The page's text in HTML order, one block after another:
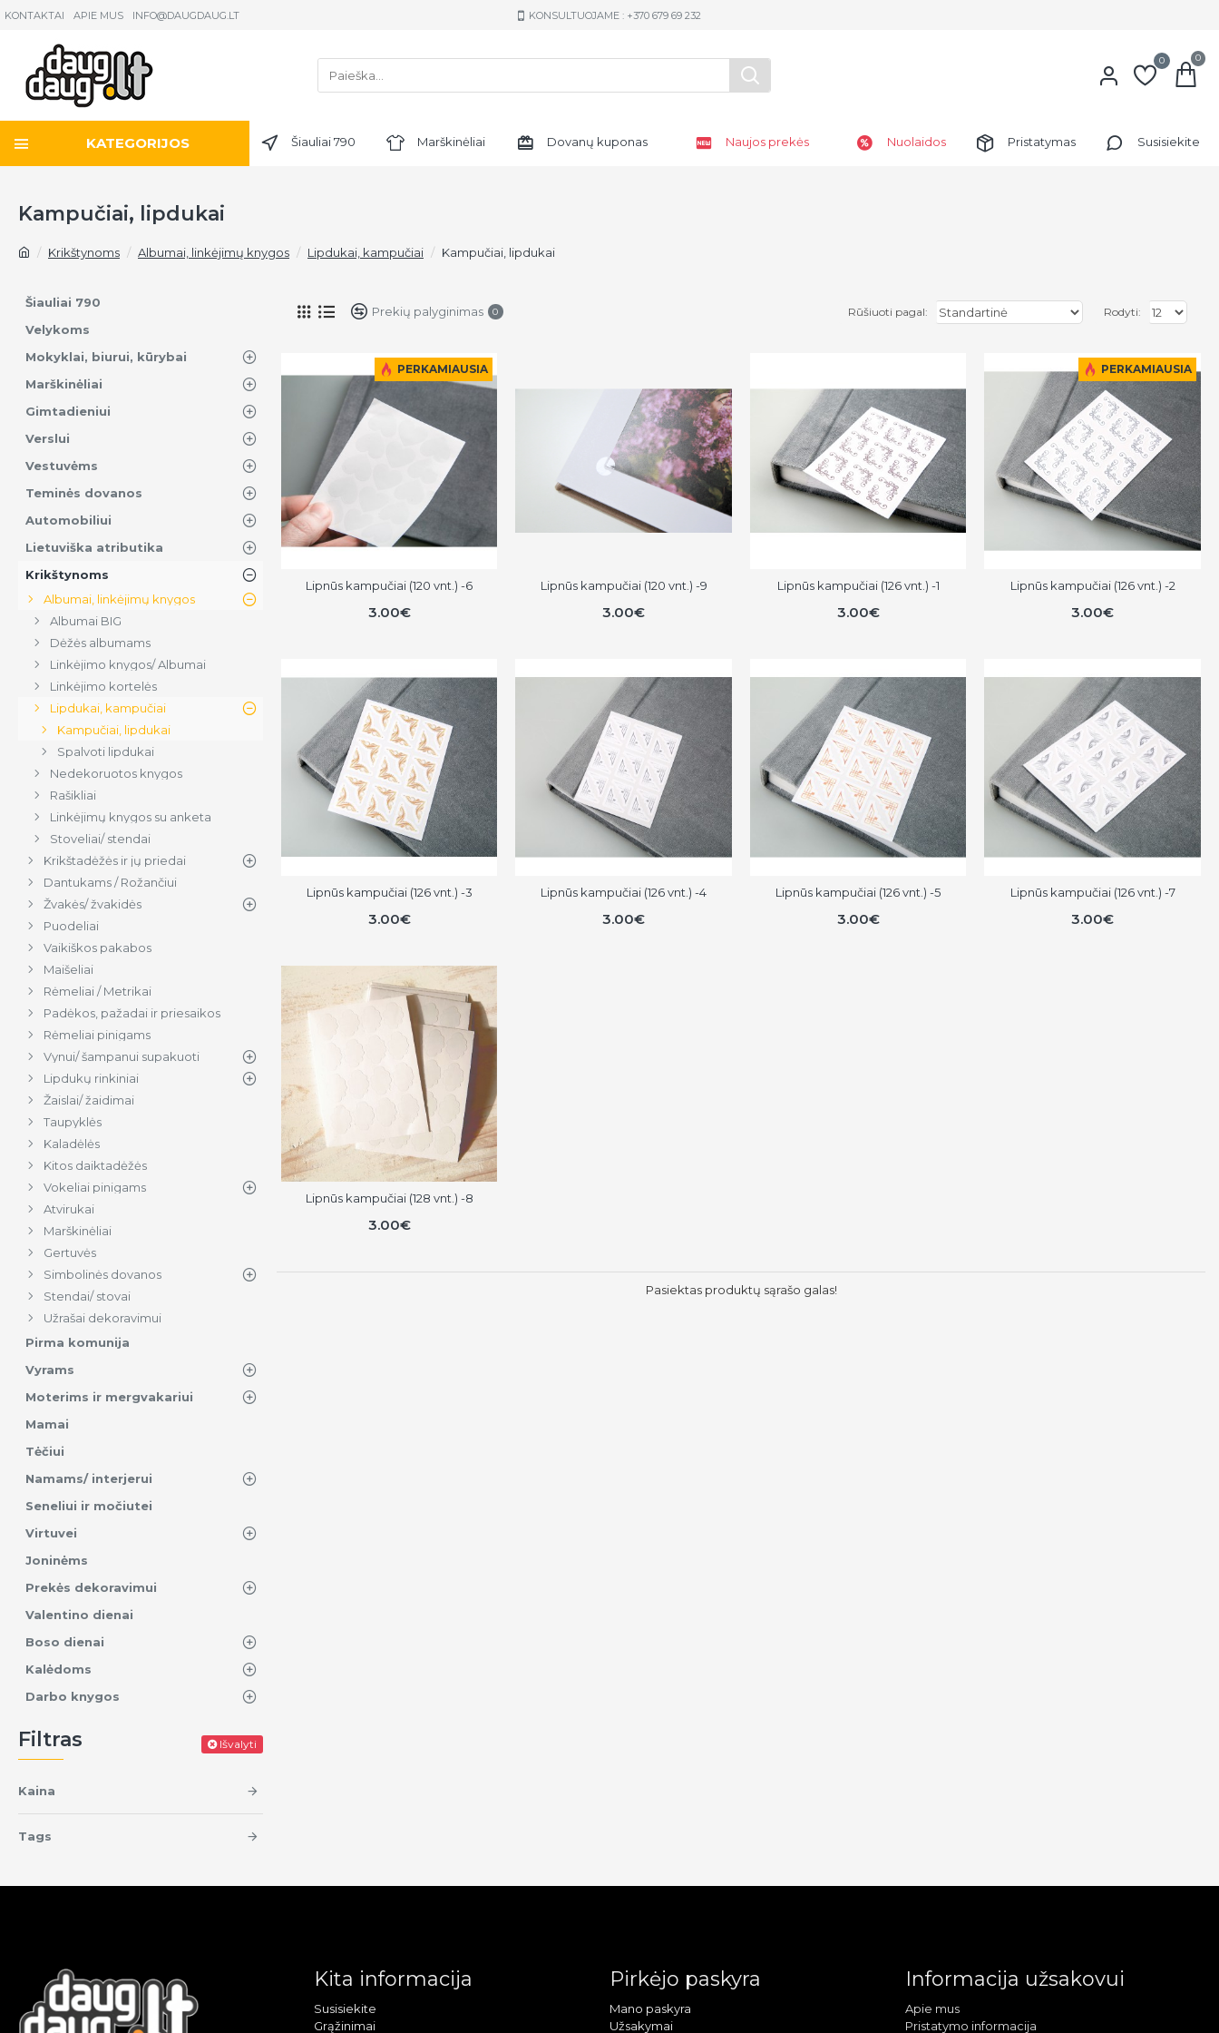
KONTAKTAI APIE MUS INFO@DAUGDAUG.LT KONSULTUOJAME : +370 679 69 232
0 0
KATEGORIJOS Šiauliai 790 Marškinėliai Dovanų kuponas Naujos prekės Nuolaidos Pristatymas Susisiekite
Krikštynoms Albumai, linkėjimų knygos Lipdukai, kampučiai Kampučiai, lipdukai
Kampučiai, lipdukai
Šiauliai 790
Velykoms
Mokyklai, biurui, kūrybai
Marškinėliai
Gimtadieniui
Verslui
Vestuvėms
Teminės dovanos
Automobiliui
Lietuviška atributika
Krikštynoms
Albumai, linkėjimų knygos
Albumai BIG
Dėžės albumams
Linkėjimo knygos/ Albumai
Linkėjimo kortelės
Lipdukai, kampučiai
Kampučiai, lipdukai
Spalvoti lipdukai
Nedekoruotos knygos
Rašikliai
Linkėjimų knygos su anketa
Stoveliai/ stendai
Krikštadėžės ir jų priedai
Dantukams / Rožančiui
Žvakės/ žvakidės
Puodeliai
Vaikiškos pakabos
Maišeliai
Rėmeliai / Metrikai
Padėkos, pažadai ir priesaikos
Rėmeliai pinigams
Vynui/ šampanui supakuoti
Lipdukų rinkiniai
Žaislai/ žaidimai
Taupyklės
Kaladėlės
Kitos daiktadėžės
Vokeliai pinigams
Atvirukai
Marškinėliai
Gertuvės
Simbolinės dovanos
Stendai/ stovai
Užrašai dekoravimui
Pirma komunija
Vyrams
Moterims ir mergvakariui
Mamai
Tėčiui
Namams/ interjerui
Seneliui ir močiutei
Virtuvei
Joninėms
Prekės dekoravimui
Valentino dienai
Boso dienai
Kalėdoms
Darbo knygos
Filtras Išvalyti
Kaina
Tags
Prekių palyginimas 0 Rūšiuoti pagal: Rodyti:
PERKAMIAUSIA
Lipnūs kampučiai (120 vnt.) -6
3.00€
Lipnūs kampučiai (120 vnt.) -9
3.00€
Lipnūs kampučiai (126 vnt.) -1
3.00€
PERKAMIAUSIA
Lipnūs kampučiai (126 vnt.) -2
3.00€
Lipnūs kampučiai (126 vnt.) -3
3.00€
Lipnūs kampučiai (126 vnt.) -4
3.00€
Lipnūs kampučiai (126 vnt.) -5
3.00€
Lipnūs kampučiai (126 vnt.) -7
3.00€
Lipnūs kampučiai (128 vnt.) -8
3.00€
Pasiektas produktų sąrašo galas!
Kita informacija
Susisiekite
Grąžinimai
Pirkėjo paskyra
Mano paskyra
Užsakymai
Informacija užsakovui
Apie mus
Pristatymo informacija